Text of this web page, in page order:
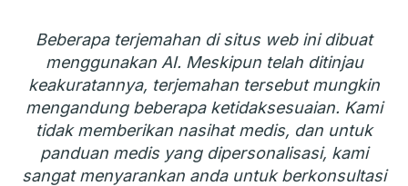
Beberapa terjemahan di situs web ini dibuat
menggunakan AI. Meskipun telah ditinjau
keakuratannya, terjemahan tersebut mungkin
mengandung beberapa ketidaksesuaian. Kami
tidak memberikan nasihat medis, dan untuk
panduan medis yang dipersonalisasi, kami
sangat menyarankan anda untuk berkonsultasi